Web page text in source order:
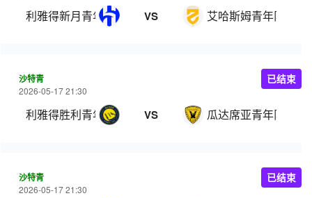
利雅得新月青年队 VS 艾哈斯姆青年队
沙特青
2026-05-17 21:30
利雅得胜利青年队 VS 瓜达席亚青年队
已结束
沙特青
2026-05-17 21:30
已结束